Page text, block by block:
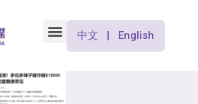
中文 | English